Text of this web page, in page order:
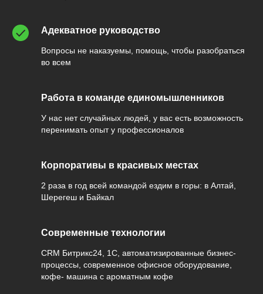
Адекватное руководство
Вопросы не наказуемы, помощь, чтобы разобраться
во всем
Работа в команде единомышленников
У нас нет случайных людей, у вас есть возможность
перенимать опыт у профессионалов
Корпоративы в красивых местах
2 раза в год всей командой ездим в горы: в Алтай,
Шерегеш и Байкал
Современные технологии
CRM Битрикс24, 1С, автоматизированные бизнес-
процессы, современное офисное оборудование​​​​​​​, ​​​​​​​
кофе- машина с ароматным кофе